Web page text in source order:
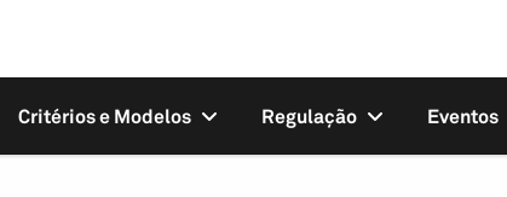
Critérios e Modelos Regulação Eventos